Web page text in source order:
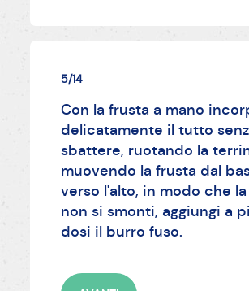
5/14
Con la frusta a mano
delicatamente il tutto
sbattere, ruotando la
muovendo la frusta dal
verso l'alto, in modo che
non si smonti, aggiungi a
dosi il burro fuso.